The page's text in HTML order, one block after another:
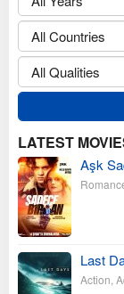
LATEST
Aşk
Last
Action